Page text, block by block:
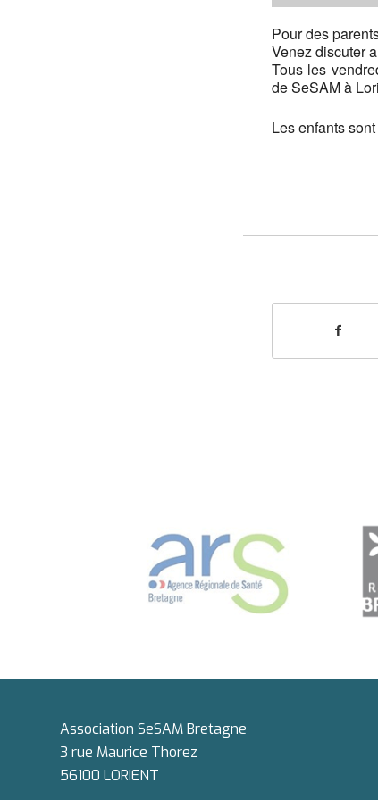
Pour des
Venez discuter
Tous les
de SeSAM à
Les enfants
Association SeSAM Bretagne
3 rue Maurice Thorez
56100 LORIENT